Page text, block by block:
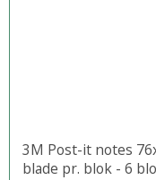
3M Post-it notes
blade pr. blok - 6